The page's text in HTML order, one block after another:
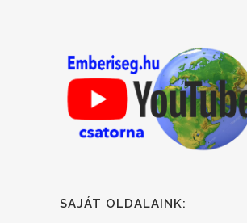
SAJÁT OLDALAINK: